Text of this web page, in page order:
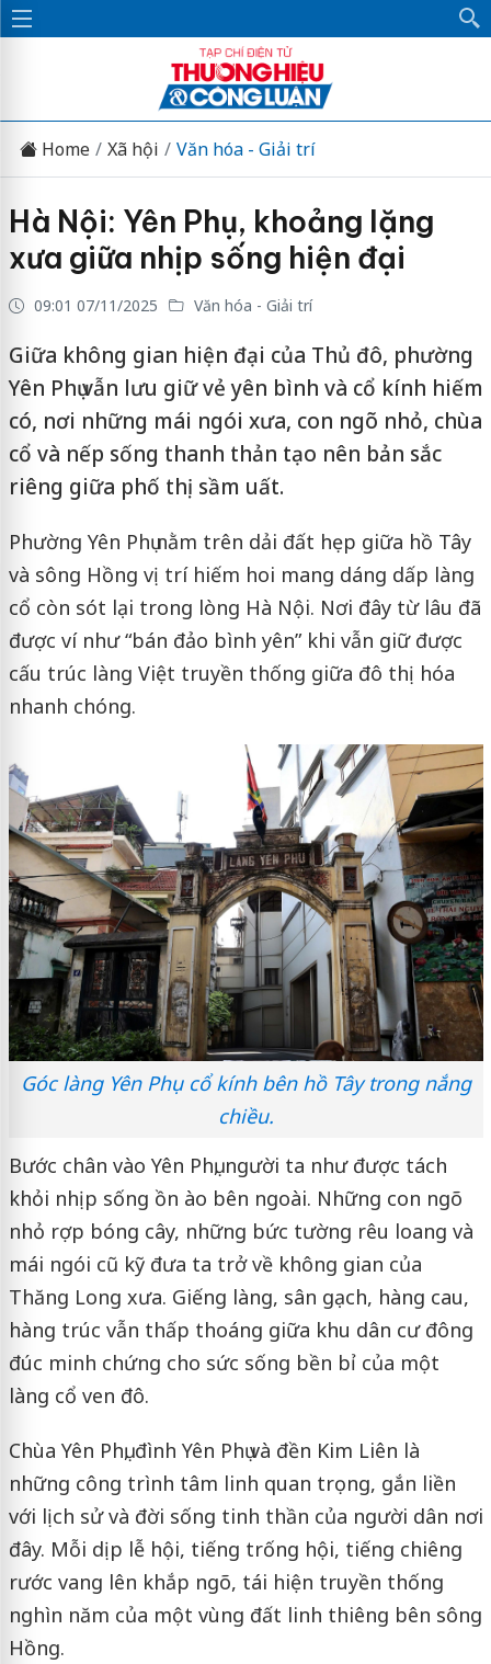
Home Xã hội Văn hóa - Giải trí
Hà Nội: Yên Phụ, khoảng lặng
xưa giữa nhịp sống hiện đại
09:01 07/11/2025 Văn hóa - Giải trí
Giữa không gian hiện đại của Thủ đô, phường
Yên Phụ vẫn lưu giữ vẻ yên bình và cổ kính hiếm
có, nơi những mái ngói xưa, con ngõ nhỏ, chùa
cổ và nếp sống thanh thản tạo nên bản sắc
riêng giữa phố thị sầm uất.
Phường Yên Phụ nằm trên dải đất hẹp giữa hồ Tây
và sông Hồng vị trí hiếm hoi mang dáng dấp làng
cổ còn sót lại trong lòng Hà Nội. Nơi đây từ lâu đã
được ví như “bán đảo bình yên” khi vẫn giữ được
cấu trúc làng Việt truyền thống giữa đô thị hóa
nhanh chóng.
Góc làng Yên Phụ cổ kính bên hồ Tây trong nắng
chiều.
Bước chân vào Yên Phụ, người ta như được tách
khỏi nhịp sống ồn ào bên ngoài. Những con ngõ
nhỏ rợp bóng cây, những bức tường rêu loang và
mái ngói cũ kỹ đưa ta trở về không gian của
Thăng Long xưa. Giếng làng, sân gạch, hàng cau,
hàng trúc vẫn thấp thoáng giữa khu dân cư đông
đúc minh chứng cho sức sống bền bỉ của một
làng cổ ven đô.
Chùa Yên Phụ, đình Yên Phụ và đền Kim Liên là
những công trình tâm linh quan trọng, gắn liền
với lịch sử và đời sống tinh thần của người dân nơi
đây. Mỗi dịp lễ hội, tiếng trống hội, tiếng chiêng
rước vang lên khắp ngõ, tái hiện truyền thống
nghìn năm của một vùng đất linh thiêng bên sông
Hồng.